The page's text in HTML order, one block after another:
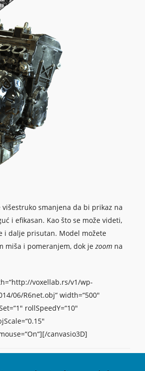
višestruko smanjena da bi prikaz na
i efikasan. Kao što se može videti,
i dalje prisutan. Model možete
miša i pomeranjem, dok je zoom na
voxellab.rs/v1/wp-
06/R6net.obj“ width=“500″
rollSpeedY=“10″
canvasio3D]